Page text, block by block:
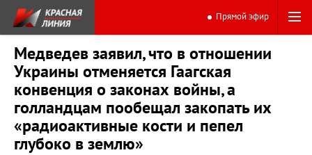
Прямой эфир
Медведев заявил, что в отношении
Украины отменяется Гаагская
конвенция о законах войны, а
голландцам пообещал закопать их
«радиоактивные кости и пепел
глубоко в землю»